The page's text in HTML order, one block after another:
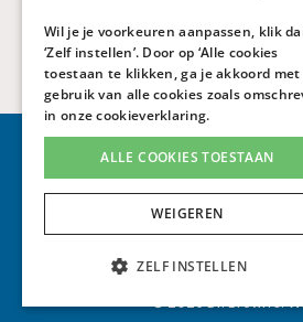
Algemene voorwaarden
Toegankelijkheidsverklaring·
Alle genoemde prijzen zijn
© 2026 Dr. Brown's.
Wil je je voorkeuren aanpassen, klik
‘Zelf instellen’. Door op ‘Alle cookies
toestaan te klikken, ga je akkoord
gebruik van alle cookies zoals
in onzecookieverklaring.
ALLE COOKIES TOESTAAN
WEIGEREN
ZELF INSTELLEN